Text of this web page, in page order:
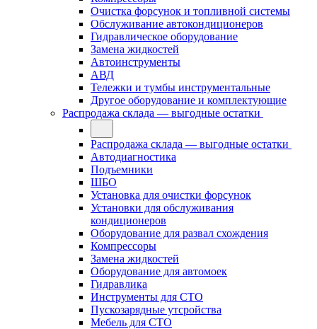
Очистка форсунок и топливной системы
Обслуживание автокондиционеров
Гидравлическое оборудование
Замена жидкостей
Автоинструменты
АВД
Тележки и тумбы инструментальные
Другое оборудование и комплектующие
Распродажа склада — выгодные остатки
Распродажа склада — выгодные остатки
Автодиагностика
Подъемники
ШБО
Установка для очистки форсунок
Установки для обслуживания
кондиционеров
Оборудование для развал схождения
Компрессоры
Замена жидкостей
Оборудование для автомоек
Гидравлика
Инструменты для СТО
Пускозарядные утсройства
Мебель для СТО